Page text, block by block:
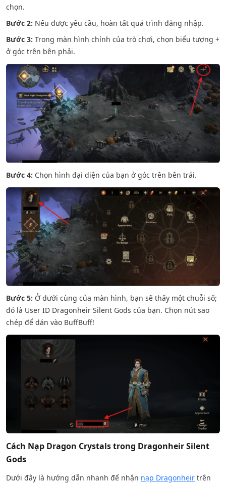
chọn.
Bước 2: Nếu được yêu cầu, hoàn tất quá trình đăng nhập.
Bước 3: Trong màn hình chính của trò chơi, chọn biểu tượng +
ở góc trên bên phải.
Bước 4: Chọn hình đại diện của bạn ở góc trên bên trái.
Bước 5: Ở dưới cùng của màn hình, bạn sẽ thấy một chuỗi số;
đó là User ID Dragonheir Silent Gods của bạn. Chọn nút sao
chép để dán vào BuffBuff!
Cách Nạp Dragon Crystals trong Dragonheir Silent
Gods
Dưới đây là hướng dẫn nhanh để nhận nạp Dragonheir trên